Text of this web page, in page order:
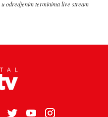
odredjenim terminima live stream